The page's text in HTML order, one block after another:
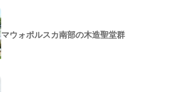
マウォポルスカ南部の木造聖堂群